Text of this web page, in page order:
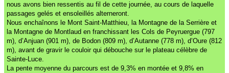
nous avons bien ressentis au fil de cette journée, au cours de laquelle
passages gelés et ensoleillés alterneront.
Nous enchaînons le Mont Saint-Matthieu, la Montagne de la Serrière et
la Montagne de Montlaud en franchissant les Cols de Peyruergue (797
m), d’Anjuan (901 m), de Bodon (809 m), d’Autanne (778 m), d’Oure (812
m), avant de gravir le couloir qui débouche sur le plateau célèbre de
Sainte-Luce.
La pente moyenne du parcours est de 9,3% en montée et 9,8% en